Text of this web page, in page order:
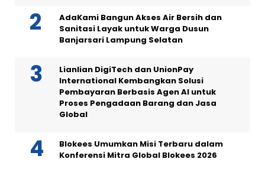
AdaKami Bangun Akses Air Bersih dan
Sanitasi Layak untuk Warga Dusun
Banjarsari Lampung Selatan
Lianlian DigiTech dan UnionPay
International Kembangkan Solusi
Pembayaran Berbasis Agen AI untuk
Proses Pengadaan Barang dan Jasa
Global
Blokees Umumkan Misi Terbaru dalam
Konferensi Mitra Global Blokees 2026